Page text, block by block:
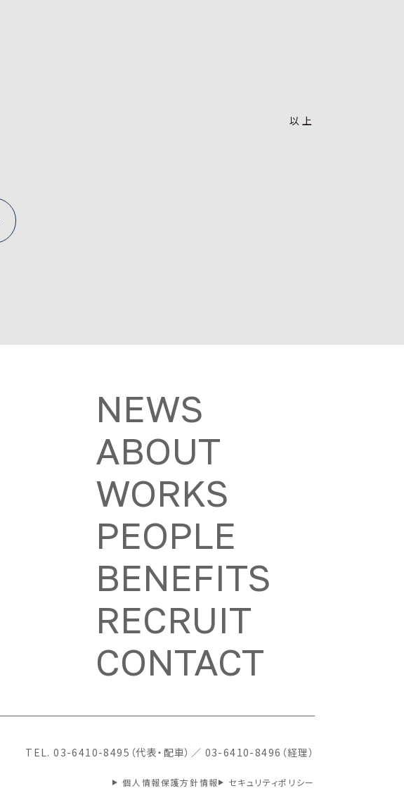
以上
NEWS
ABOUT
WORKS
PEOPLE
BENEFITS
RECRUIT
CONTACT
TEL. 03-6410-8495（代表・配車） ／ 03-6410-8496（経理）
個人情報保護方針情報 セキュリティポリシー